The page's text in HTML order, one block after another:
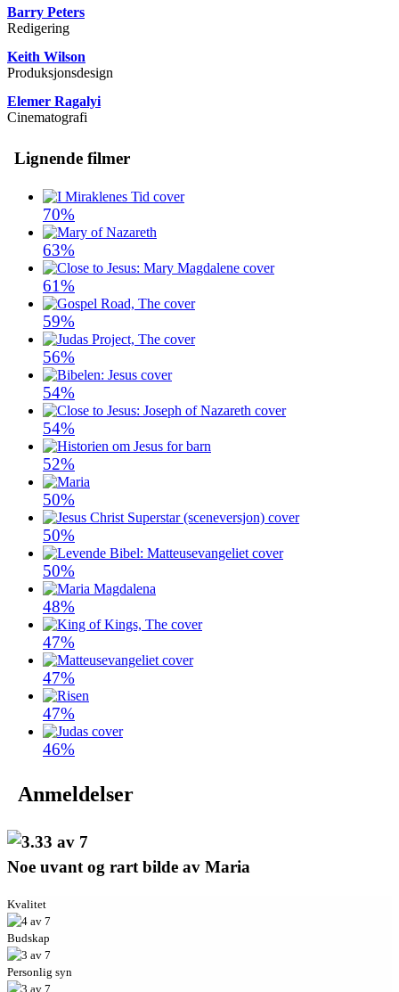
Barry Peters
Redigering
Keith Wilson
Produksjonsdesign
Elemer Ragalyi
Cinematografi
Lignende filmer
70%
63%
61%
59%
56%
54%
54%
52%
50%
50%
50%
48%
47%
47%
47%
46%
Anmeldelser
Noe uvant og rart bilde av Maria
Kvalitet
Budskap
Personlig syn